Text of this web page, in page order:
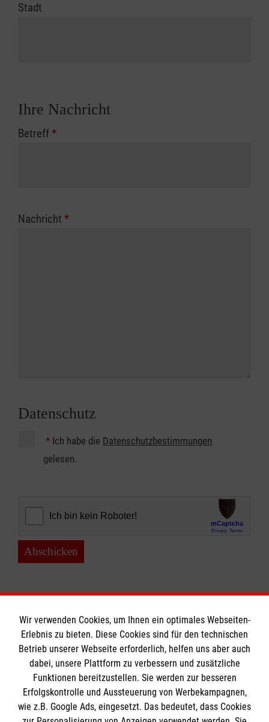
Stadt
Ihre Nachricht
Betreff*
Nachricht *
Datenschutz
* Ich habe die Datenschutzbestimmungen
gelesen.
Abschicken
Informationen
Impressum
Datenschutz
Die Malteser
Wir verwenden Cookies, um Ihnen ein optimales Webseiten-
Erlebnis zu bieten. Diese Cookies sind für den technischen
Betrieb unserer Webseite erforderlich, helfen uns aber auch
dabei, unsere Plattform zu verbessern und zusätzliche
Funktionen bereitzustellen. Sie werden zur besseren
Erfolgskontrolle und Aussteuerung von Werbekampagnen,
wie z.B. Google Ads, eingesetzt. Das bedeutet, dass Cookies